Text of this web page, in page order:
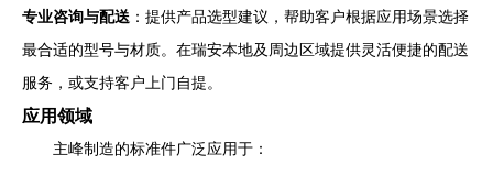
专业咨询与配送 ：提供产品选型建议，帮助客户根据应用场景选择
最合适的型号与材质。在瑞安本地及周边区域提供灵活便捷的配送
服务，或支持客户上门自提。
应用领域
主峰制造的标准件广泛应用于：